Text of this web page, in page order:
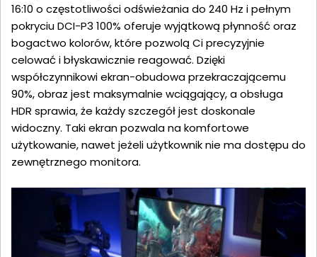
16:10 o częstotliwości odświeżania do 240 Hz i pełnym
pokryciu DCI-P3 100% oferuje wyjątkową płynność oraz
bogactwo kolorów, które pozwolą Ci precyzyjnie
celować i błyskawicznie reagować. Dzięki
współczynnikowi ekran-obudowa przekraczającemu
90%, obraz jest maksymalnie wciągający, a obsługa
HDR sprawia, że każdy szczegół jest doskonale
widoczny. Taki ekran pozwala na komfortowe
użytkowanie, nawet jeżeli użytkownik nie ma dostępu do
zewnętrznego monitora.